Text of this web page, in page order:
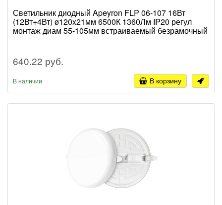
Светильник диодный Apeyron FLP 06-107 16Вт
(12Вт+4Вт) ø120x21мм 6500К 1360Лм IP20 регул
монтаж диам 55-105мм встраиваемый безрамочный
640.22 руб.
В наличии В корзину